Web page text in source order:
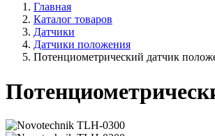
Главная
Каталог товаров
Датчики
Датчики положения
Потенциометрический датчик